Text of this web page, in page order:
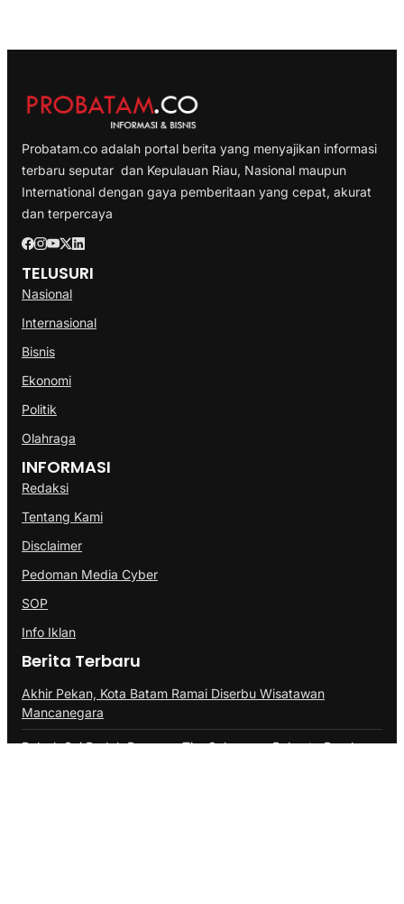
Probatam.co adalah portal berita yang menyajikan informasi
terbaru seputar dan Kepulauan Riau, Nasional maupun
International dengan gaya pemberitaan yang cepat, akurat
dan terpercaya
TELUSURI
Nasional
Internasional
Bisnis
Ekonomi
Politik
Olahraga
INFORMASI
Redaksi
Tentang Kami
Disclaimer
Pedoman Media Cyber
SOP
Info Iklan
Berita Terbaru
Akhir Pekan, Kota Batam Ramai Diserbu Wisatawan
Mancanegara
Polsek Sei Beduk Bersama Tim Gabungan Polresta Barelang